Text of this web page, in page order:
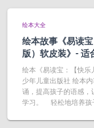
绘本大全
绘本故事《易读
版）软皮装》- 适
绘本《易读宝：【快乐
少年儿童出版社 绘本
诵，提高孩子的语感，
学习。 轻松地培养孩